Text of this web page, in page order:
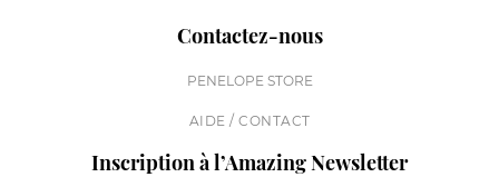
Contactez-nous
PENELOPE STORE
AIDE / CONTACT
Inscription à l’Amazing Newsletter